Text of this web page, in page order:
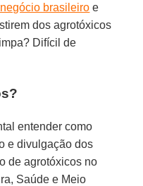
brasileiro e
dos agrotóxicos
Difícil de
entender como
e divulgação dos
de agrotóxicos no
Saúde e Meio